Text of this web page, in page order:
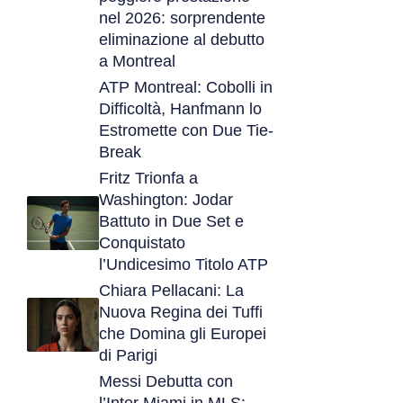
nel 2026: sorprendente
eliminazione al debutto
a Montreal
ATP Montreal: Cobolli in
Difficoltà, Hanfmann lo
Estromette con Due Tie-
Break
Fritz Trionfa a
Washington: Jodar
Battuto in Due Set e
Conquistato
l’Undicesimo Titolo ATP
Chiara Pellacani: La
Nuova Regina dei Tuffi
che Domina gli Europei
di Parigi
Messi Debutta con